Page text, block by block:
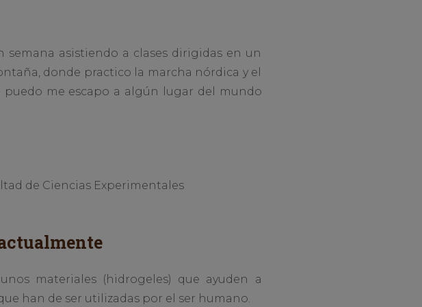
asistiendo a clases dirigidas en un
donde practico la marcha nórdica y el
puedo me escapo a algún lugar del mundo
de Ciencias Experimentales
materiales (hidrogeles) que ayuden a
han de ser utilizadas por el ser humano.